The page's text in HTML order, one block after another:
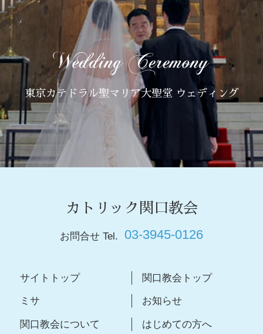
東京カテドラル聖マリア大聖堂 ウェディング
カトリック関口教会
お問合せ Tel. 03-3945-0126
サイトトップ 関口教会トップ
ミサ お知らせ
関口教会について はじめての方へ